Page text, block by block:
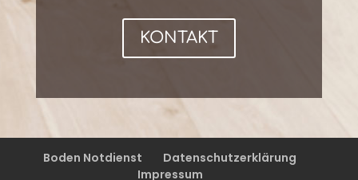
KONTAKT
Boden Notdienst
Datenschutzerklärung
Impressum